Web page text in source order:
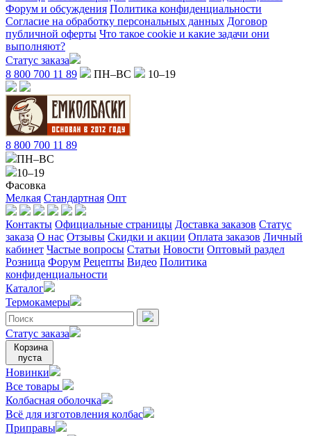
Форум и обсуждения Политика конфиденциальности
Согласие на обработку персональных данных Договор
публичной оферты Что такое cookie и какие задачи они
выполняют?
Статус заказа
8 800 700 11 89
ПН–ВС 10–19
8 800 700 11 89
ПН–ВС
10–19
Фасовка
Мелкая Стандартная Опт
Контакты Официальные страницы Доставка заказов Статус
заказа О нас Отзывы Скидки и акции Оплата заказов Личный
кабинет Частые вопросы Статьи Новости Оптовый раздел
Розница Форум Рецепты Видео Политика
конфиденциальности
Каталог
Термокамеры
Статус заказа
Корзина
пуста
Новинки
Все товары
Колбасная оболочка
Всё для изготовления колбас
Приправы